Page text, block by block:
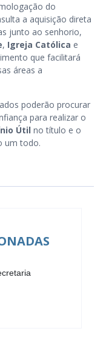
do
a aquisição direta
junto ao senhorio,
, Igreja Católica e
que facilitará
áreas a
poderão procurar
para realizar o
Útil no título e o
um todo.